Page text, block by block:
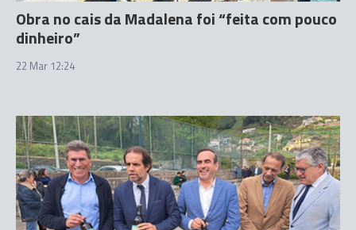
Obra no cais da Madalena foi “feita com pouco
dinheiro”
22 Mar 12:24